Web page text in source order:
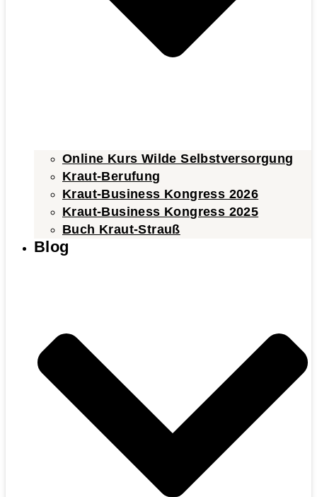
Online Kurs Wilde Selbstversorgung
Kraut-Berufung
Kraut-Business Kongress 2026
Kraut-Business Kongress 2025
Buch Kraut-Strauß
Blog